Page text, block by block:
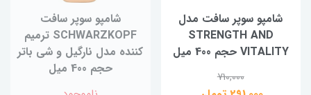
شامپو سوپر سافت مدل
STRENGTH AND
VITALITY حجم 400 میل
710,000
شامپو سوپر سافت
SCHWARZKOPF ترمیم
کننده مدل نارگیل و شی باتر
حجم 400 میل